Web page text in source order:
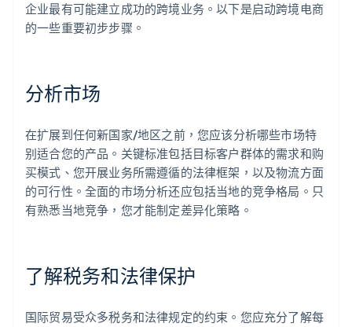
企业最有可能建立成功的跨境业务。以下是启动跨境电商
的一些重要初步步骤。
分析市场
在扩展到任何新国家/地区之前，您应该分析哪些市场特
别适合您的产品。关键标准包括目标客户群体的需求和购
买模式、您开展业务所需遵循的法律框架，以及物流方面
的可行性。全面的市场分析还应包括当地的竞争格局。只
有熟悉当地竞争，您才能制定差异化策略。
了解税务和法律保护
国际贸易受众多税务和法律规定的约束。您应充分了解每